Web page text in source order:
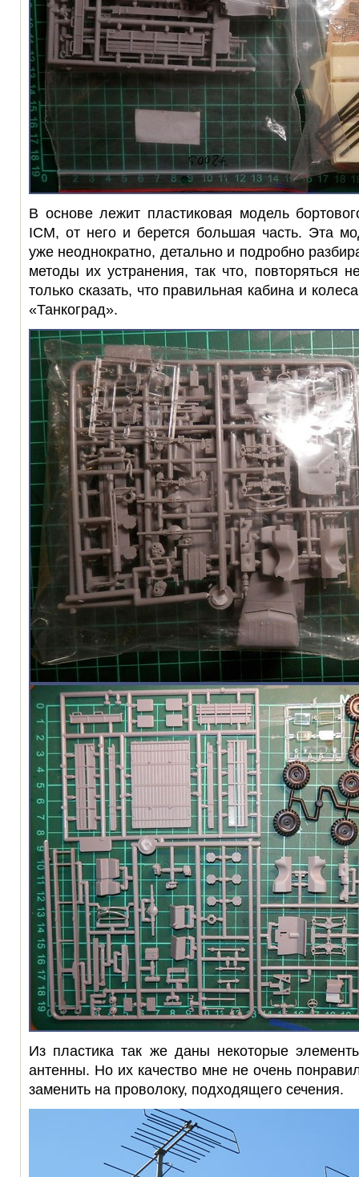
В основе лежит пластиковая модель
ICM, от него и берется большая часть. Эта
уже неоднократно, детально и подробно
методы их устранения, так что, повторяться
только сказать, что правильная кабина и
«Танкоград».
Из пластика так же даны некоторые
антенны. Но их качество мне не очень
заменить на проволоку, подходящего сечения.